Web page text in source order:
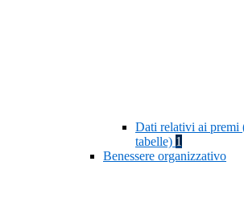
Dati relativi ai premi
tabelle) 1
Benessere organizzativo